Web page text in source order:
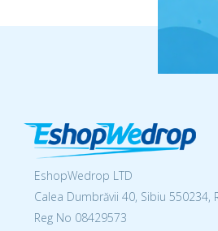
EshopWedrop LTD
Calea Dumbrăvii 40, Sibiu 550234,
Reg No 08429573